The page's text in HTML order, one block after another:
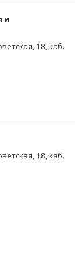
и
18, каб.
18, каб.